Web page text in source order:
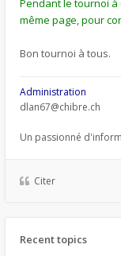
Pendant le tournoi
même page, pour
Bon tournoi à tous.
Administration
dlan67@chibre.ch
Un passionné
Citer
Recent topics